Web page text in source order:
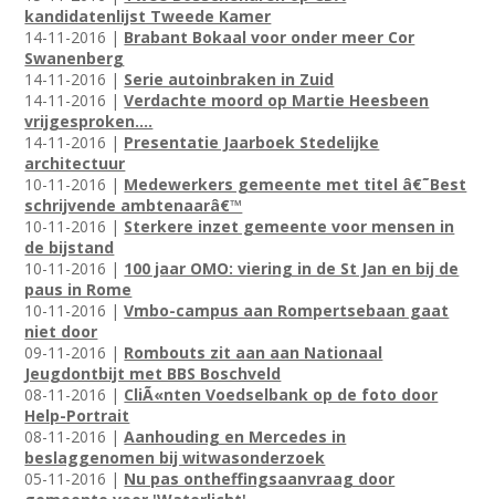
kandidatenlijst Tweede Kamer
14-11-2016 | Brabant Bokaal voor onder meer Cor
Swanenberg
14-11-2016 | Serie autoinbraken in Zuid
14-11-2016 |Verdachte moord op Martie Heesbeen
vrijgesproken....
14-11-2016 | Presentatie Jaarboek Stedelijke
architectuur
10-11-2016 | Medewerkers gemeente met titel â€˜Best
schrijvende ambtenaarâ€™
10-11-2016 | Sterkere inzet gemeente voor mensen in
de bijstand
10-11-2016 | 100 jaar OMO: viering in de St Jan en bij de
paus in Rome
10-11-2016 |Vmbo-campus aan Rompertsebaan gaat
niet door
09-11-2016 | Rombouts zit aan aan Nationaal
Jeugdontbijt met BBS Boschveld
08-11-2016 | CliÃ«nten Voedselbank op de foto door
Help-Portrait
08-11-2016 |Aanhouding en Mercedes in
beslaggenomen bij witwasonderzoek
05-11-2016 | Nu pas ontheffingsaanvraag door